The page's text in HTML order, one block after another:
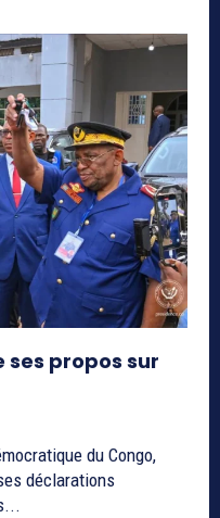
ses propos sur
du Congo,
déclarations